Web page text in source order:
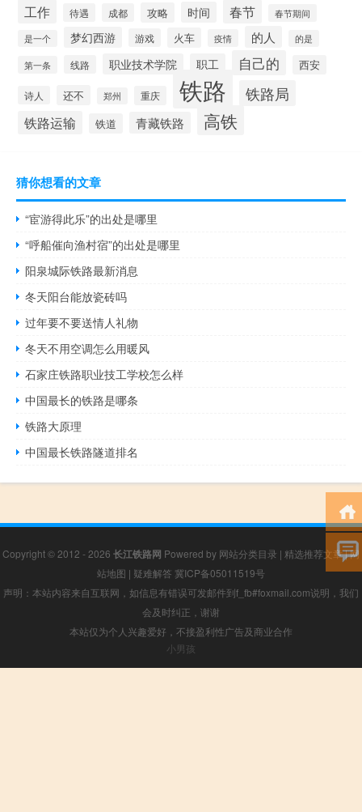
工作 待遇 成都 攻略 时间 春节 春节期间
是一个 梦幻西游 游戏 火车 疫情 的人 的是
第一条 线路 职业技术学院 职工 自己的 西安
诗人 还不 郑州 重庆 铁路 铁路局
铁路运输 铁道 青藏铁路 高铁
猜你想看的文章
“宦游得此乐”的出处是哪里
“呼船催向渔村宿”的出处是哪里
阳泉城际铁路最新消息
冬天阳台能放瓷砖吗
过年要不要送情人礼物
冬天不用空调怎么用暖风
石家庄铁路职业技工学校怎么样
中国最长的铁路是哪条
铁路大原理
中国最长铁路隧道排名
Copyright © 2012 - 2026 长江铁路网 Powered by 网站分类目录 | 精选推荐文章|网
站地图 | 疑难解答 冀ICP备05011519号
声明：本站内容来自互联网，如信息有错误可发邮件到f_fb#foxmail.com说明，我们
会及时纠正，谢谢
本站仅为个人兴趣爱好，不接盈利性广告及商业合作
小男孩